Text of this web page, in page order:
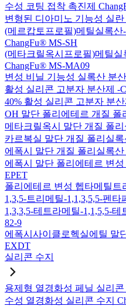
수성 코팅 접착 촉진제
변형된 디아미노 기능성 실
(메르캅토프로필)메틸실록
ChangFu® MS-SH
(메타크릴옥시프로필)메틸
ChangFu® MS-MA09
변성 비닐 기능성 실록산 분
활성 실리콘 고분자 분산제 -
40% 활성 실리콘 고분자 분
OH 말단 폴리에테르 개질 폴
메타크릴옥시 말단 개질 폴
카르복실 말단 개질 폴리실
에폭시 말단 개질 폴리실록산
에폭시 말단 폴리에테르 변
EPET
폴리에테르 변성 헵타메틸트
1,3,5-트리메틸-1,1,3,5,5-펜
1,3,3,5-테트라메틸-1,1,5,5-
82-9
에폭시사이클로헥실에틸 말
EXDT
실리콘 수지
용제형 열경화성 페닐 실리콘
수성 열경화성 실리콘 수지